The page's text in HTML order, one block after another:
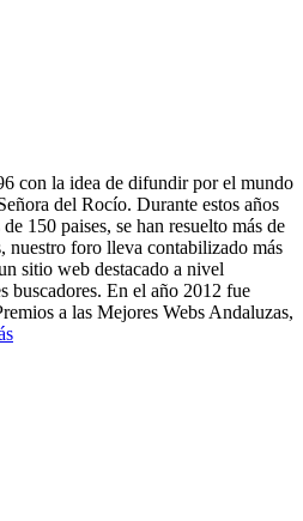
con la idea de difundir por el mundo
del Rocío. Durante estos años
150 paises, se han resuelto más de
nuestro foro lleva contabilizado más
sitio web destacado a nivel
buscadores. En el año 2012 fue
a las Mejores Webs Andaluzas,